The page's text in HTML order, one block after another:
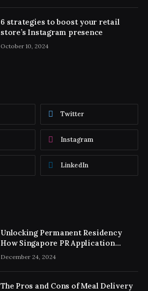
6 strategies to boost your retail
store’s Instagram presence
October 10, 2024
Twitter
Instagram
LinkedIn
Unlocking Permanent Residency
How Singapore PR Application
Consultancy Simplifies the Process
December 24, 2024
The Pros and Cons of Meal Delivery